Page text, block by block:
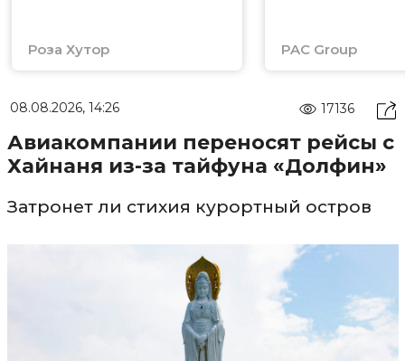
Роза Хутор PAC Group
08.08.2026, 14:26 17136
Авиакомпании переносят рейсы с
Хайнаня из-за тайфуна «Долфин»
Затронет ли стихия курортный остров